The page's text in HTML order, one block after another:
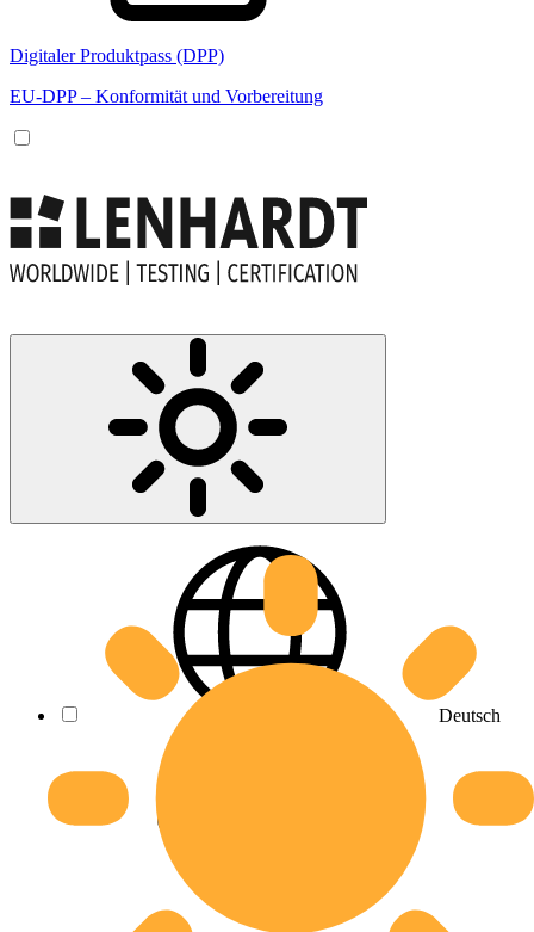
Digitaler Produktpass (DPP)
EU-DPP – Konformität und Vorbereitung
Deutsch